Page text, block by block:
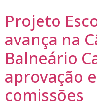
Projeto
avança na
Balneário
aprovação
comissões